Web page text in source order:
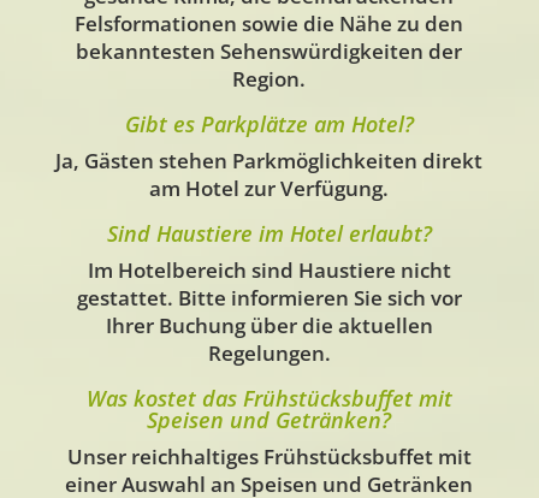
Felsformationen sowie die Nähe zu den
bekanntesten Sehenswürdigkeiten der
Region.
Gibt es Parkplätze am Hotel?
Ja, Gästen stehen Parkmöglichkeiten direkt
am Hotel zur Verfügung.
Sind Haustiere im Hotel erlaubt?
Im Hotelbereich sind Haustiere nicht
gestattet. Bitte informieren Sie sich vor
Ihrer Buchung über die aktuellen
Regelungen.
Was kostet das Frühstücksbuffet mit
Speisen und Getränken?
Unser reichhaltiges Frühstücksbuffet mit
einer Auswahl an Speisen und Getränken